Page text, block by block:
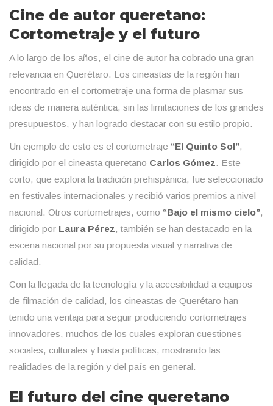
Cine de autor queretano:
Cortometraje y el futuro
A lo largo de los años, el cine de autor ha cobrado una gran
relevancia en Querétaro. Los cineastas de la región han
encontrado en el cortometraje una forma de plasmar sus
ideas de manera auténtica, sin las limitaciones de los grandes
presupuestos, y han logrado destacar con su estilo propio.
Un ejemplo de esto es el cortometraje “El Quinto Sol”,
dirigido por el cineasta queretano Carlos Gómez. Este
corto, que explora la tradición prehispánica, fue seleccionado
en festivales internacionales y recibió varios premios a nivel
nacional. Otros cortometrajes, como “Bajo el mismo cielo”,
dirigido por Laura Pérez, también se han destacado en la
escena nacional por su propuesta visual y narrativa de
calidad.
Con la llegada de la tecnología y la accesibilidad a equipos
de filmación de calidad, los cineastas de Querétaro han
tenido una ventaja para seguir produciendo cortometrajes
innovadores, muchos de los cuales exploran cuestiones
sociales, culturales y hasta políticas, mostrando las
realidades de la región y del país en general.
El futuro del cine queretano